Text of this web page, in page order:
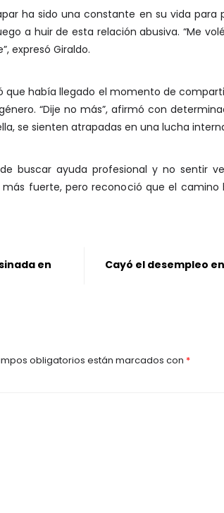
ha sido una constante en su vida
a huir de esta relación abusiva. “Me
expresó Giraldo.
que había llegado el momento de
“Dije no más”, afirmó con
se sienten atrapadas en una lucha
buscar ayuda profesional y no sentir
fuerte, pero reconoció que el
en
Cayó el desempleo
obligatorios están marcados con *